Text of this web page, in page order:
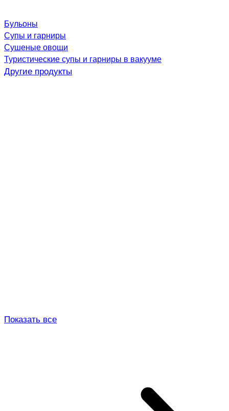
Бульоны
Супы и гарниры
Сушеные овощи
Туристические супы и гарниры в вакууме
Другие продукты
Показать все